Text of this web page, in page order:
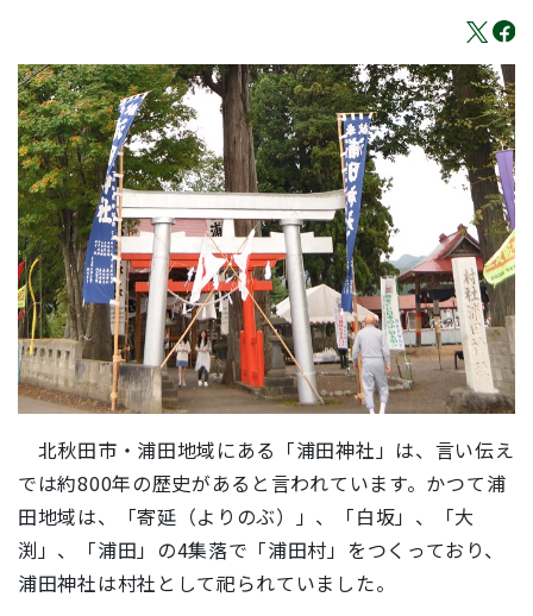
北秋田市・浦田地域にある「浦田神社」は、言い伝え
では約800年の歴史があると言われています。かつて浦
田地域は、「寄延（よりのぶ）」、「白坂」、「大
渕」、「浦田」の4集落で「浦田村」をつくっており、
浦田神社は村社として祀られていました。